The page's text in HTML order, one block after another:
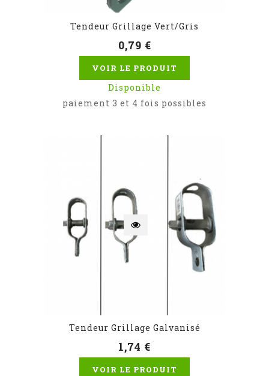
Tendeur Grillage Vert/Gris
0,79 €
VOIR LE PRODUIT
Disponible
paiement 3 et 4 fois possibles
Tendeur Grillage Galvanisé
1,74 €
VOIR LE PRODUIT